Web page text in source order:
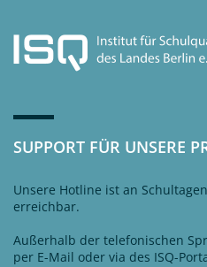
SUPPORT FÜR UNSERE
Unsere Hotline ist an
erreichbar.
Außerhalb der telefonischen
per E-Mail oder via des ISQ-